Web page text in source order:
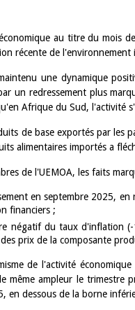
au titre du mois
récente de l'environnement
une dynamique
un redressement plus
Afrique du Sud, l'activité
de base exportés par les
alimentaires importés a
de l'UEMOA, les faits
en septembre 2025,
financiers ;
négatif du taux d'inflation
prix de la composante
de l'activité
même ampleur le
en dessous de la borne